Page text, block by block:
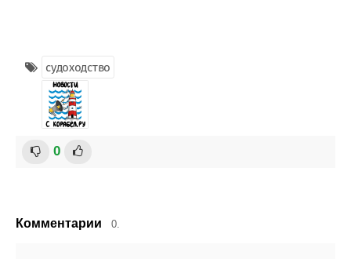
судоходство
0
Комментарии 0.